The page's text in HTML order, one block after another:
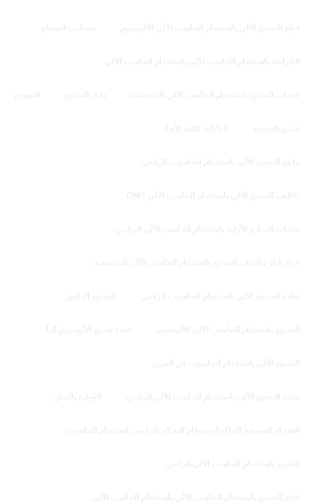
قطع التصنيع الآلي باستخدام الحاسب الآلي للألومنيوم تشطيب السطح
الخراطة باستخدام الحاسب الآلي باستخدام الحاسب الآلي
خدمات التصنيع باستخدام الحاسب الآلي المخصصة دليل التصنيع التوسيع
تصنيع التوسيع الطباعة ثلاثية الأبعاد
ما هو التصنيع الآلي باستخدام الحاسوب الرقمي
تكاليف التصنيع الآلي باستخدام الحاسب الآلي CNC
خدمات النماذج الأولية باستخدام الحاسب الآلي الرقمي
قطع غيار ماكينات التصنيع باستخدام الحاسب الآلي المخصصة
تكلفة التصنيع الآلي باستخدام الحاسوب الرقمي التصنيع الدقيق
التصنيع باستخدام الحاسب الآلي للألومنيوم خدمة تصنيع الألومنيوم آلياً
التصنيع الآلي باستخدام الحاسوب في الصين
خدمة التصنيع الآلي باستخدام الحاسب الآلي الرقمي القولبة بالحقن
الشركة المصنعة للماكينات بنظام التحكم الرقمي باستخدام الحاسوب
التفريز باستخدام الحاسب الآلي الرقمي
قطع التصنيع باستخدام الحاسب الآلي باستخدام الحاسب الآلي